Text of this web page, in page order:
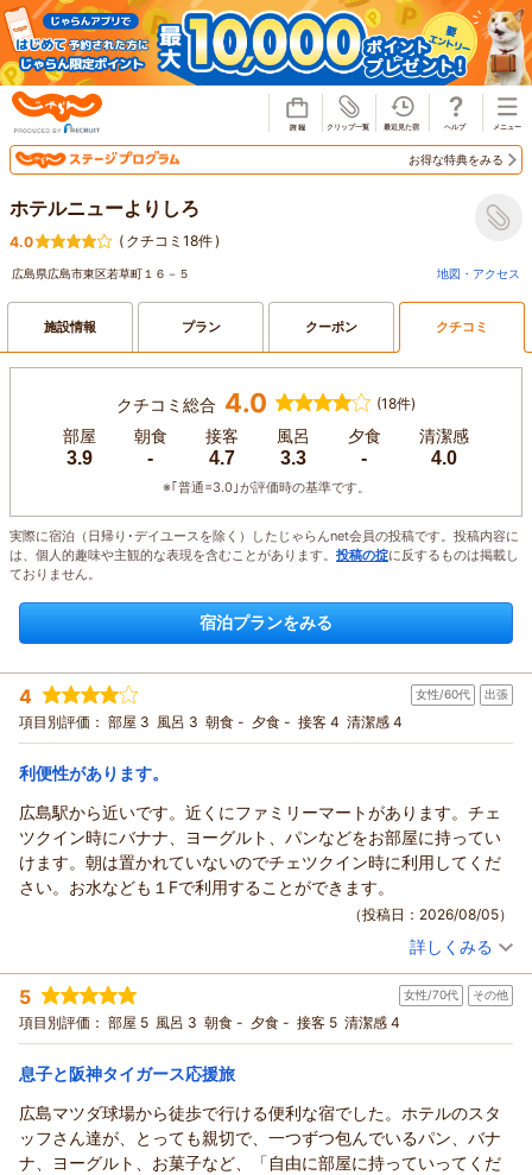
お得な特典をみる
ホテルニューよりしろ
4.0 ( クチコミ18件)
広島県広島市東区若草町１６－５ 地図・アクセス
施設情報 プラン クーポン クチコミ
クチコミ総合 4.0 (18件)
部屋
3.9
朝食
-
接客
4.7
風呂
3.3
夕食
-
清潔感
4.0
※｢普通=3.0｣が評価時の基準です。
実際に宿泊（日帰り･デイユースを除く）したじゃらんnet会員の投稿です。投稿内容に
は、個人的趣味や主観的な表現を含むことがあります。 投稿の掟に反するものは掲載し
ておりません。
宿泊プランをみる
4 女性/60代 出張
項目別評価： 部屋 3 風呂 3 朝食 - 夕食 - 接客 4 清潔感 4
利便性があります。
広島駅から近いです。近くにファミリーマートがあります。チェ
ツクイン時にバナナ、ヨーグルト、パンなどをお部屋に持ってい
けます。朝は置かれていないのでチェツクイン時に利用してくだ
さい。お水なども１Fで利用することができます。
（投稿日：2026/08/05）
投稿者： くーさん(女性/60代)
宿泊プラン： 【禁煙】シングル素泊まりプラン★全室ＷiＦi＆有線ＬＡＮ接
続無料★
シングル 食事なし
宿泊価格帯： 7,001～8,000円(大人一人あたり/税込)
詳しくみる
5 女性/70代 その他
項目別評価： 部屋 5 風呂 3 朝食 - 夕食 - 接客 5 清潔感 4
息子と阪神タイガース応援旅
広島マツダ球場から徒歩で行ける便利な宿でした。ホテルのスタ
ッフさん達が、とっても親切で、一つずつ包んでいるパン、バナ
ナ、ヨーグルト、お菓子など、「自由に部屋に持っていってくだ